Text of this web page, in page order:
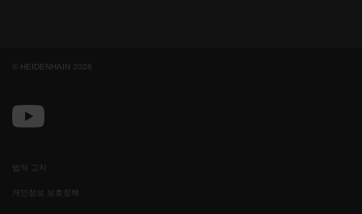
© HEIDENHAIN 2026
법적 고지
개인정보 보호정책